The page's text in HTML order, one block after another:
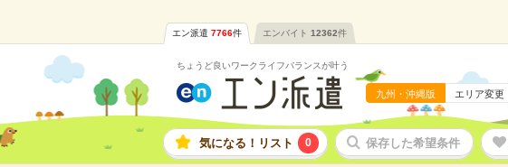
エン派遣 7766件 エンバイト 12362件
ちょうど良いワークライフバランスが叶う
九州・沖縄版 エリア変更
気になる！リスト 0 保存した希望条件